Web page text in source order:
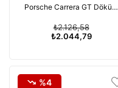
Porsche Carrera GT Döküm
₺2.044,79
₺2.126,58
%4